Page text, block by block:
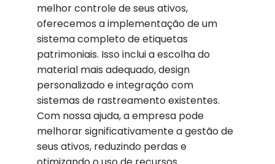
melhor controle de seus ativos,
oferecemos a implementação de um
sistema completo de etiquetas
patrimoniais. Isso inclui a escolha do
material mais adequado, design
personalizado e integração com
sistemas de rastreamento existentes.
Com nossa ajuda, a empresa pode
melhorar significativamente a gestão de
seus ativos, reduzindo perdas e